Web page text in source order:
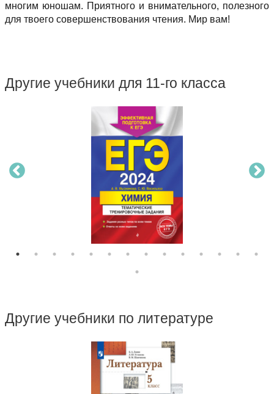
многим юношам. Приятного и внимательного, полезного
для твоего совершенствования чтения. Мир вам!
Другие учебники для 11-го класса
Другие учебники по литературе